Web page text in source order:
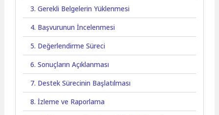
3. Gerekli Belgelerin Yüklenmesi
4. Başvurunun İncelenmesi
5. Değerlendirme Süreci
6. Sonuçların Açıklanması
7. Destek Sürecinin Başlatılması
8. İzleme ve Raporlama